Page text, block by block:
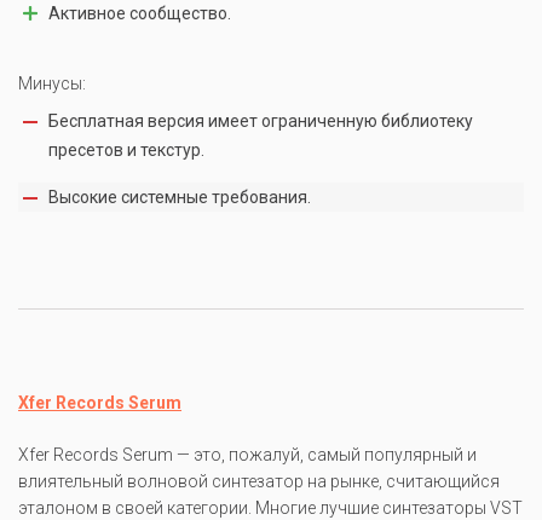
Активное сообщество.
Минусы:
Бесплатная версия имеет ограниченную библиотеку
пресетов и текстур.
Высокие системные требования.
Xfer Records Serum
Xfer Records Serum — это, пожалуй, самый популярный и
влиятельный волновой синтезатор на рынке, считающийся
эталоном в своей категории. Многие лучшие синтезаторы VST